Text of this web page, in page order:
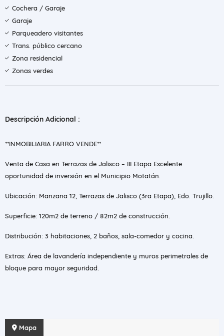
Cochera / Garaje
Garaje
Parqueadero visitantes
Trans. público cercano
Zona residencial
Zonas verdes
Descripción Adicional :
**INMOBILIARIA FARRO VENDE**
Venta de Casa en Terrazas de Jalisco – III Etapa Excelente
oportunidad de inversión en el Municipio Motatán.
Ubicación: Manzana 12, Terrazas de Jalisco (3ra Etapa), Edo. Trujillo.
Superficie: 120m2 de terreno / 82m2 de construcción.
Distribución: 3 habitaciones, 2 baños, sala-comedor y cocina.
Extras: Área de lavandería independiente y muros perimetrales de
bloque para mayor seguridad.
Mapa